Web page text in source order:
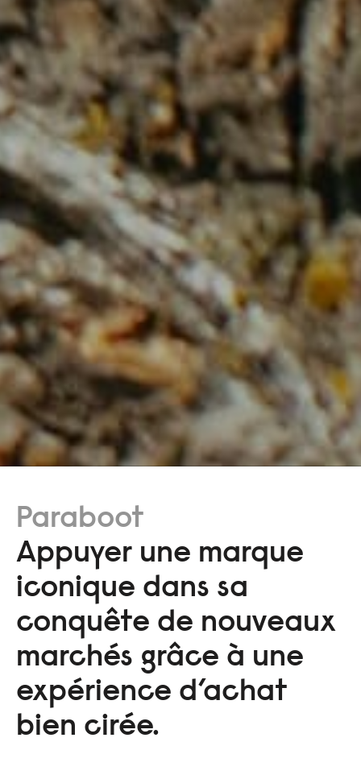
Paraboot
Appuyer une marque
iconique dans sa
conquête de nouveaux
marchés grâce à une
expérience d’achat
bien cirée.